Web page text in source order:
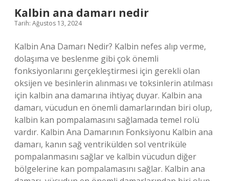
Kalbin ana damarı nedir
Tarih: Ağustos 13, 2024
Kalbin Ana Damarı Nedir? Kalbin nefes alıp verme,
dolaşıma ve beslenme gibi çok önemli
fonksiyonlarını gerçekleştirmesi için gerekli olan
oksijen ve besinlerin alınması ve toksinlerin atılması
için kalbin ana damarına ihtiyaç duyar. Kalbin ana
damarı, vücudun en önemli damarlarından biri olup,
kalbin kan pompalamasını sağlamada temel rolü
vardır. Kalbin Ana Damarının Fonksiyonu Kalbin ana
damarı, kanın sağ ventrikülden sol ventriküle
pompalanmasını sağlar ve kalbin vücudun diğer
bölgelerine kan pompalamasını sağlar. Kalbin ana